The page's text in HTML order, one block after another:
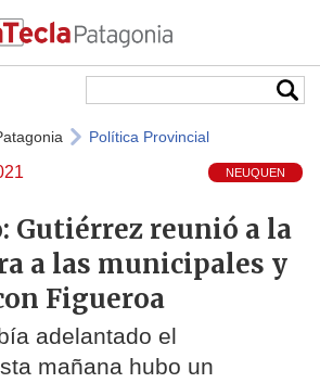
Política Provincial
NEUQUEN
Gutiérrez reunió a la
a las municipales y
Figueroa
adelantado el
mañana hubo un